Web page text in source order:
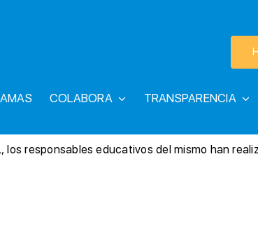
COLABORA TRANSPARENCIA
los responsables educativos del mismo han